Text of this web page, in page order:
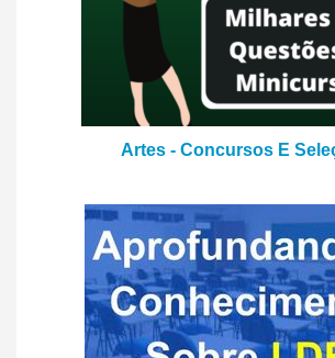
Artes - Concursos E